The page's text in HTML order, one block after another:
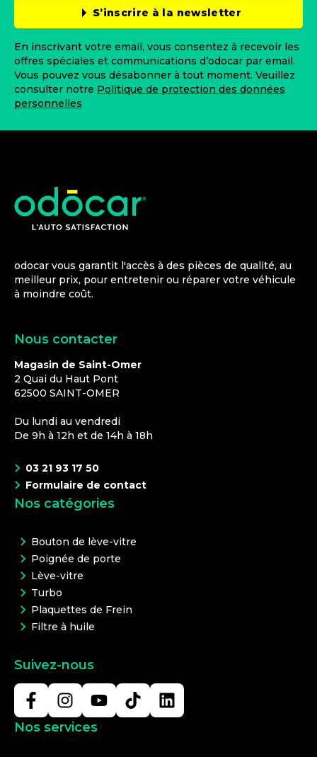
S’inscrire à la newsletter
En inscrivant votre email, vous consentez à recevoir les
offres spéciales et communications d’odocar par email.
Vous pouvez vous désabonner à tout moment. Veuillez
consulter notre Politique de protection des données
personnelles
odocar vous garantit l'accès à des pièces de qualité, au
meilleur prix, pour entretenir ou réparer votre véhicule
à moindre coût.
Nous contacter
Magasin de Saint-Omer
2 Quai du Haut Pont
62500 SAINT-OMER
Du lundi au vendredi
De 9h à 12h et de 14h à 18h
03 21 93 17 50
Formulaire de contact
Nos catégories
Bouton de lève-vitre
Poignée de porte
Lève-vitre
Turbo
Plaquettes de Frein
Filtre à huile
Suivez-nous
Nos services